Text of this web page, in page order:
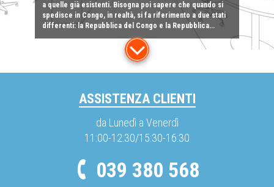
a quelle già esistenti. Bisogna poi sapere che quando si
spedisce in Congo, in realtà, si fa riferimento a due stati
differenti: la Repubblica del Congo e la Repubblica...
ASSISTENZA CLIENTI
da Lunedì a Venerdì
11:00-12:30/15:30-16:30
039 380 568